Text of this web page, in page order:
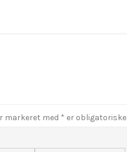
markeret med * er obligatoriske